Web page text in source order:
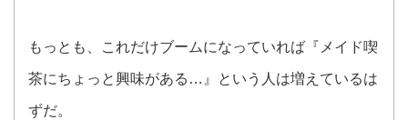
もっとも、これだけブームになっていれば『メイド喫
茶にちょっと興味がある…』という人は増えているは
ずだ。